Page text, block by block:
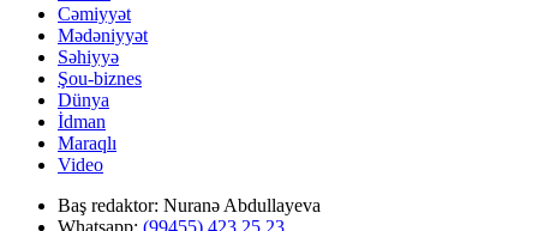
Cəmiyyət
Mədəniyyət
Səhiyyə
Şou-biznes
Dünya
İdman
Maraqlı
Video
Baş redaktor: Nuranə Abdullayeva